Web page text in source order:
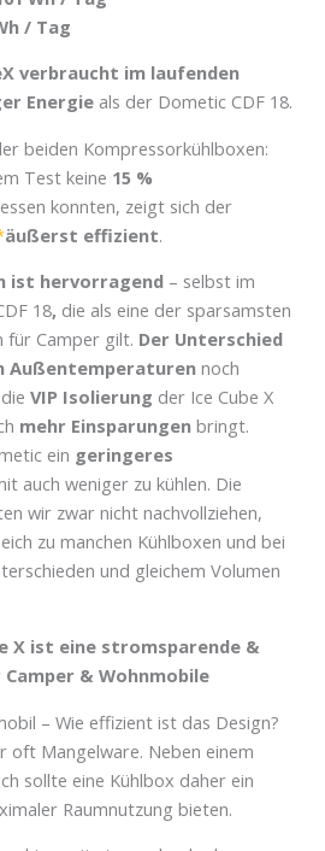
/ Tag
verbraucht im laufenden
Energie als der Dometic CDF 18.
beiden Kompressorkühlboxen:
Test keine 15 %
konnten, zeigt sich der
äußerst effizient.
ist hervorragend – selbst im
18, die als eine der sparsamsten
für Camper gilt. Der Unterschied
Außentemperaturennoch
dieVIP Isolierung der Ice Cube X
mehr Einsparungenbringt.
ein geringeres
auch weniger zu kühlen. Die
wir zwar nicht nachvollziehen,
zu manchen Kühlboxen und bei
und gleichem Volumen
X ist eine stromsparende &
& Wohnmobile
– Wie effizient ist das Design?
oft Mangelware. Neben einem
sollte eine Kühlbox daher ein
Raumnutzung bieten.